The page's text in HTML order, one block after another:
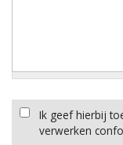
Ik geef hierbij
verwerken